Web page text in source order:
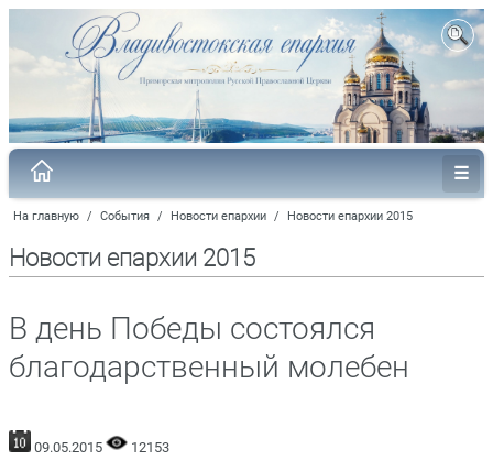
На главную / События / Новости епархии / Новости епархии 2015
Новости епархии 2015
В день Победы состоялся
благодарственный молебен
09.05.2015 12153